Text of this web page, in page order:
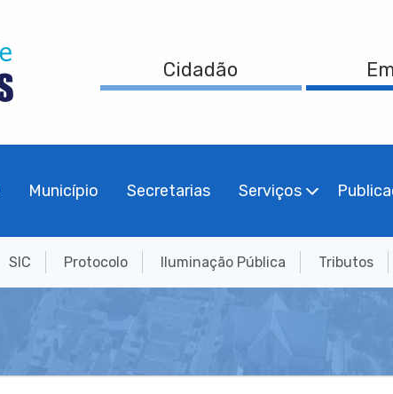
Cidadão
Município Secretarias Serviços
SIC Protocolo Iluminação Pública Tributos